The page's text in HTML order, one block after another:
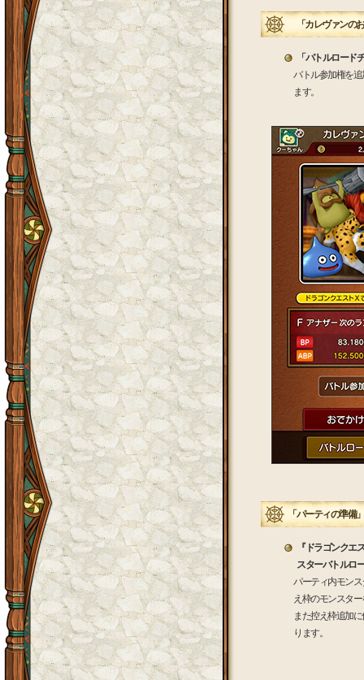
「カレヴァンの
「バトルロード
バトル参加権を
ます。
「パーティの準備
『ドラゴンク
スターバトルロ
パーティ内モン
え枠のモンスタ
また控え枠追加
ります。